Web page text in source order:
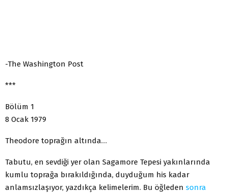
-The Washington Post
***
Bölüm 1
8 Ocak 1979
Theodore toprağın altında…
Tabutu, en sevdiği yer olan Sagamore Tepesi yakınlarında
kumlu toprağa bırakıldığında, duyduğum his kadar
anlamsızlaşıyor, yazdıkça kelimelerim. Bu öğleden sonra